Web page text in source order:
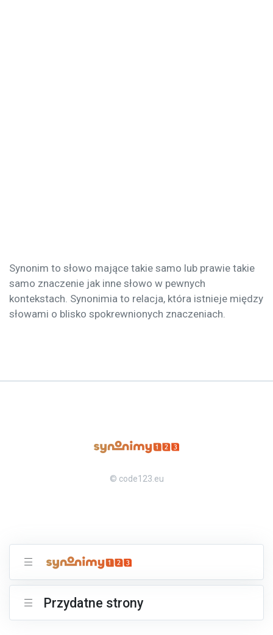
Synonim to słowo mające takie samo lub prawie takie
samo znaczenie jak inne słowo w pewnych
kontekstach. Synonimia to relacja, która istnieje między
słowami o blisko spokrewnionych znaczeniach.
© code123.eu
Przydatne strony